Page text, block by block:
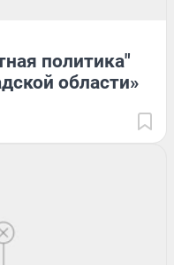
политика"
области»